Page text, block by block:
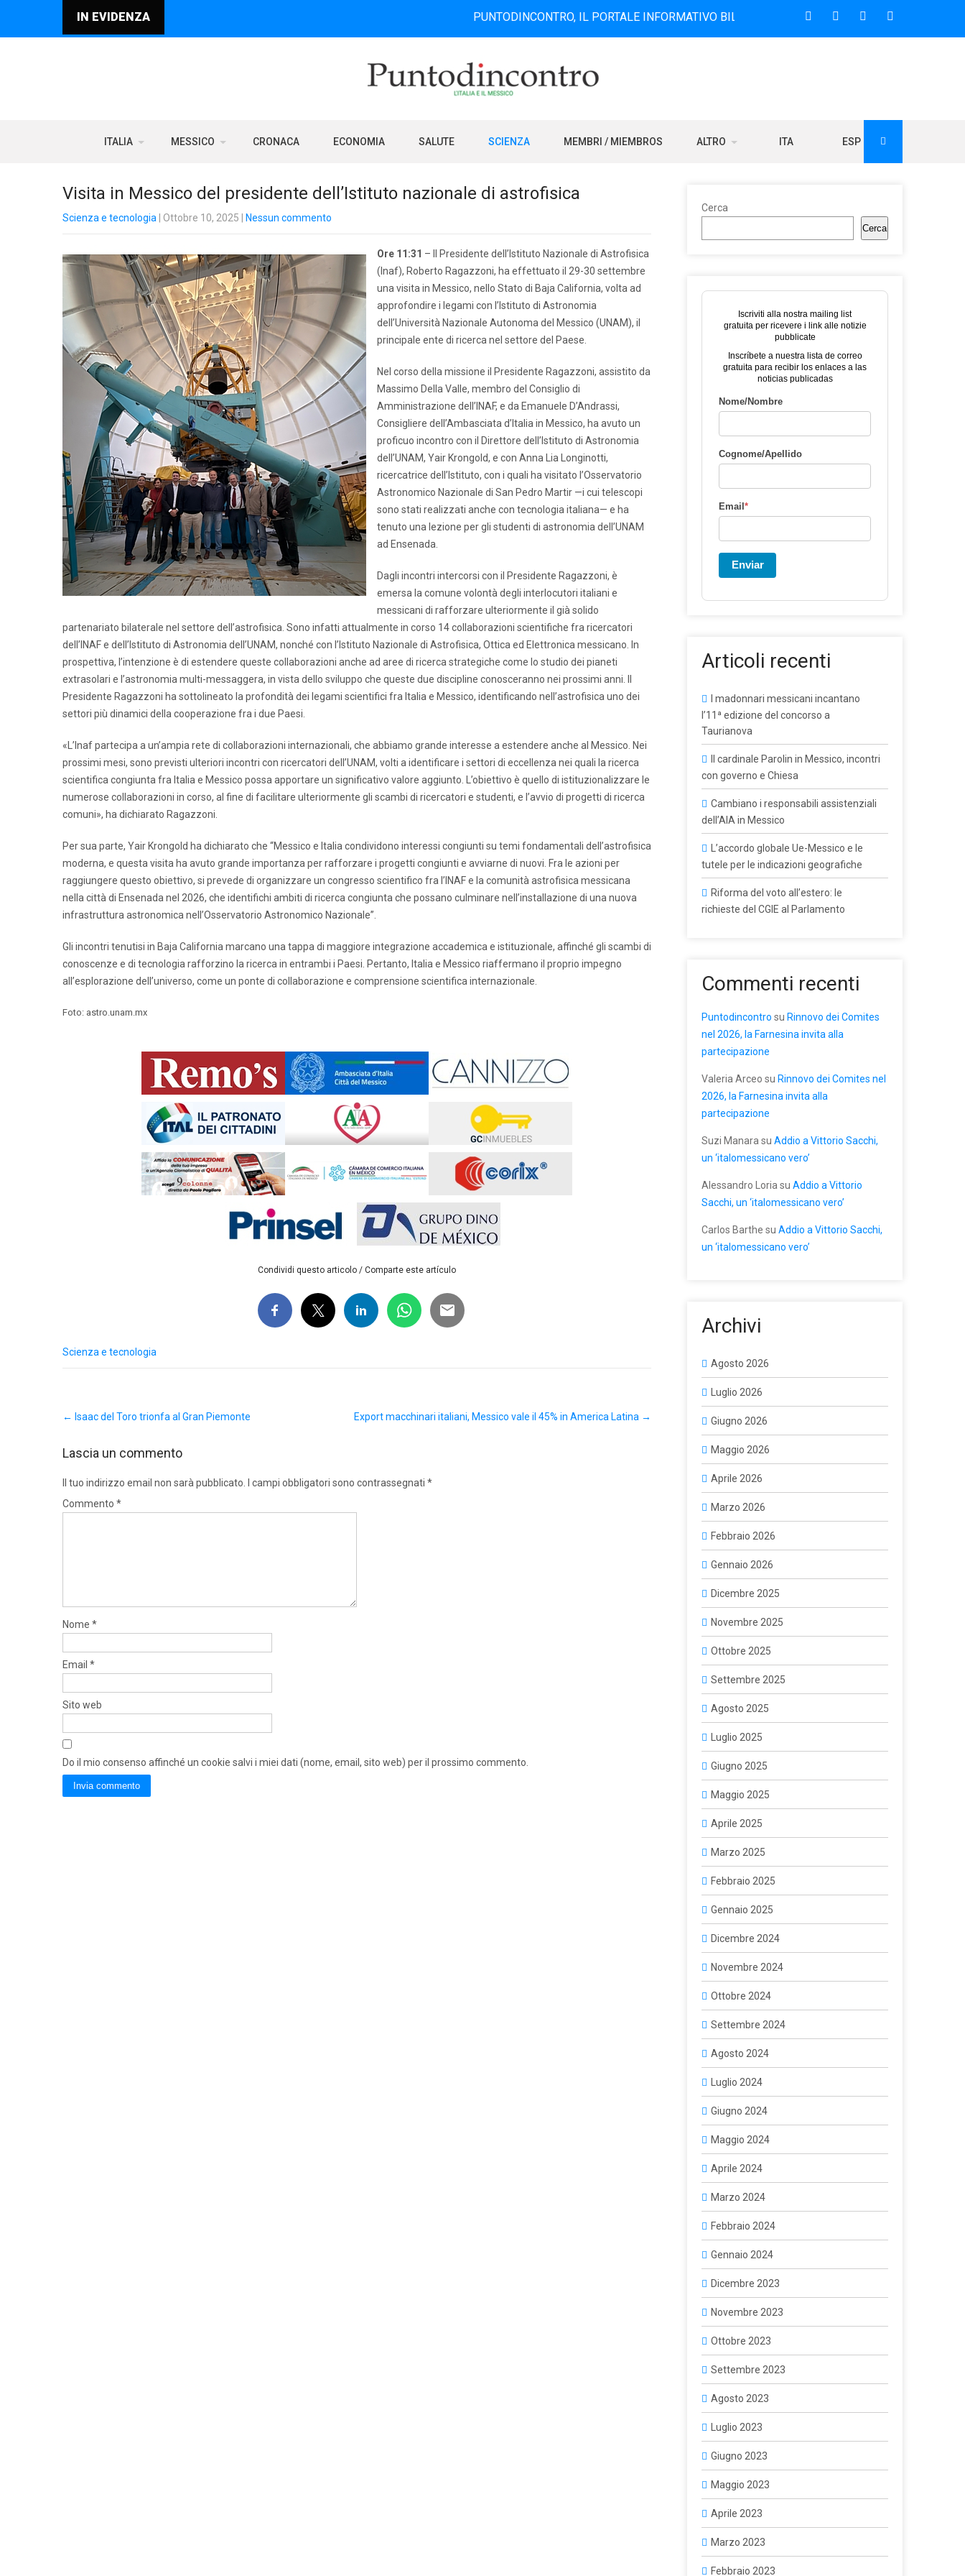
IN EVIDENZA PUNTODINCONTRO, IL PORTALE INFORMATIVO BILINGUE CHE DAL 2006 DIFFONDE NOTIZIE SUI
ITALIA MESSICO CRONACA ECONOMIA SALUTE SCIENZA MEMBRI / MIEMBROS ALTRO ITA ESP
Visita in Messico del presidente dell’Istituto nazionale di astrofisica
Scienza e tecnologia | Ottobre 10, 2025 Nessun commento
Ore 11:31 – Il Presidente dell’Istituto Nazionale di Astrofisica
(Inaf), Roberto Ragazzoni, ha effettuato il 29-30 settembre
una visita in Messico, nello Stato di Baja California, volta ad
approfondire i legami con l’Istituto di Astronomia
dell’Università Nazionale Autonoma del Messico (UNAM), il
principale ente di ricerca nel settore del Paese.
Nel corso della missione il Presidente Ragazzoni, assistito da
Massimo Della Valle, membro del Consiglio di
Amministrazione dell’INAF, e da Emanuele D’Andrassi,
Consigliere dell’Ambasciata d’Italia in Messico, ha avuto un
proficuo incontro con il Direttore dell’Istituto di Astronomia
dell’UNAM, Yair Krongold, e con Anna Lia Longinotti,
ricercatrice dell’Istituto, con i quali ha visitato l’Osservatorio
Astronomico Nazionale di San Pedro Martir —i cui telescopi
sono stati realizzati anche con tecnologia italiana— e ha
tenuto una lezione per gli studenti di astronomia dell’UNAM
ad Ensenada.
Dagli incontri intercorsi con il Presidente Ragazzoni, è
emersa la comune volontà degli interlocutori italiani e
messicani di rafforzare ulteriormente il già solido
partenariato bilaterale nel settore dell’astrofisica. Sono infatti attualmente in corso 14 collaborazioni scientifiche fra ricercatori
dell’INAF e dell’Istituto di Astronomia dell’UNAM, nonché con l’Istituto Nazionale di Astrofisica, Ottica ed Elettronica messicano. In
prospettiva, l’intenzione è di estendere queste collaborazioni anche ad aree di ricerca strategiche come lo studio dei pianeti
extrasolari e l’astronomia multi-messaggera, in vista dello sviluppo che queste due discipline conosceranno nei prossimi anni. Il
Presidente Ragazzoni ha sottolineato la profondità dei legami scientifici fra Italia e Messico, identificando nell’astrofisica uno dei
settori più dinamici della cooperazione fra i due Paesi.
«L’Inaf partecipa a un’ampia rete di collaborazioni internazionali, che abbiamo grande interesse a estendere anche al Messico. Nei
prossimi mesi, sono previsti ulteriori incontri con ricercatori dell’UNAM, volti a identificare i settori di eccellenza nei quali la ricerca
scientifica congiunta fra Italia e Messico possa apportare un significativo valore aggiunto. L’obiettivo è quello di istituzionalizzare le
numerose collaborazioni in corso, al fine di facilitare ulteriormente gli scambi di ricercatori e studenti, e l’avvio di progetti di ricerca
comuni», ha dichiarato Ragazzoni.
Per sua parte, Yair Krongold ha dichiarato che “Messico e Italia condividono interessi congiunti su temi fondamentali dell’astrofisica
moderna, e questa visita ha avuto grande importanza per rafforzare i progetti congiunti e avviarne di nuovi. Fra le azioni per
raggiungere questo obiettivo, si prevede di organizzare un congresso scientifico fra l’INAF e la comunità astrofisica messicana
nella città di Ensenada nel 2026, che identifichi ambiti di ricerca congiunta che possano culminare nell’installazione di una nuova
infrastruttura astronomica nell’Osservatorio Astronomico Nazionale”.
Gli incontri tenutisi in Baja California marcano una tappa di maggiore integrazione accademica e istituzionale, affinché gli scambi di
conoscenze e di tecnologia rafforzino la ricerca in entrambi i Paesi. Pertanto, Italia e Messico riaffermano il proprio impegno
all’esplorazione dell’universo, come un ponte di collaborazione e comprensione scientifica internazionale.
Foto: astro.unam.mx
Condividi questo articolo / Comparte este artículo
Scienza e tecnologia
navigation
← Isaac del Toro trionfa al Gran Piemonte Export macchinari italiani, Messico vale il 45% in America Latina →
Lascia un commento
Il tuo indirizzo email non sarà pubblicato. I campi obbligatori sono contrassegnati *
Commento *
Nome *
Email *
Sito web
Do il mio consenso affinché un cookie salvi i miei dati (nome, email, sito web) per il prossimo commento.
Cerca
Cerca
Iscriviti alla nostra mailing list
gratuita per ricevere i link alle notizie
pubblicate
Inscríbete a nuestra lista de correo
gratuita para recibir los enlaces a las
noticias publicadas
Nome/Nombre
Cognome/Apellido
Email *
Enviar
Articoli recenti
I madonnari messicani incantano
l’11ª edizione del concorso a
Taurianova
Il cardinale Parolin in Messico, incontri
con governo e Chiesa
Cambiano i responsabili assistenziali
dell’AIA in Messico
L’accordo globale Ue-Messico e le
tutele per le indicazioni geografiche
Riforma del voto all’estero: le
richieste del CGIE al Parlamento
Commenti recenti
Puntodincontro su Rinnovo dei Comites
nel 2026, la Farnesina invita alla
partecipazione
Valeria Arceo su Rinnovo dei Comites nel
2026, la Farnesina invita alla
partecipazione
Suzi Manara su Addio a Vittorio Sacchi,
un ‘italomessicano vero’
Alessandro Loria su Addio a Vittorio
Sacchi, un ‘italomessicano vero’
Carlos Barthe su Addio a Vittorio Sacchi,
un ‘italomessicano vero’
Archivi
Agosto 2026
Luglio 2026
Giugno 2026
Maggio 2026
Aprile 2026
Marzo 2026
Febbraio 2026
Gennaio 2026
Dicembre 2025
Novembre 2025
Ottobre 2025
Settembre 2025
Agosto 2025
Luglio 2025
Giugno 2025
Maggio 2025
Aprile 2025
Marzo 2025
Febbraio 2025
Gennaio 2025
Dicembre 2024
Novembre 2024
Ottobre 2024
Settembre 2024
Agosto 2024
Luglio 2024
Giugno 2024
Maggio 2024
Aprile 2024
Marzo 2024
Febbraio 2024
Gennaio 2024
Dicembre 2023
Novembre 2023
Ottobre 2023
Settembre 2023
Agosto 2023
Luglio 2023
Giugno 2023
Maggio 2023
Aprile 2023
Marzo 2023
Febbraio 2023